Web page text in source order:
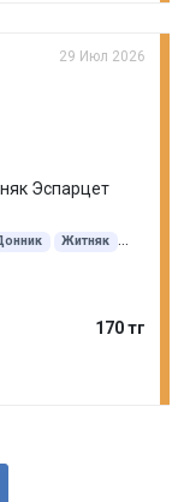
29 Июл 2026
Эспарцет
Житняк
170 тг